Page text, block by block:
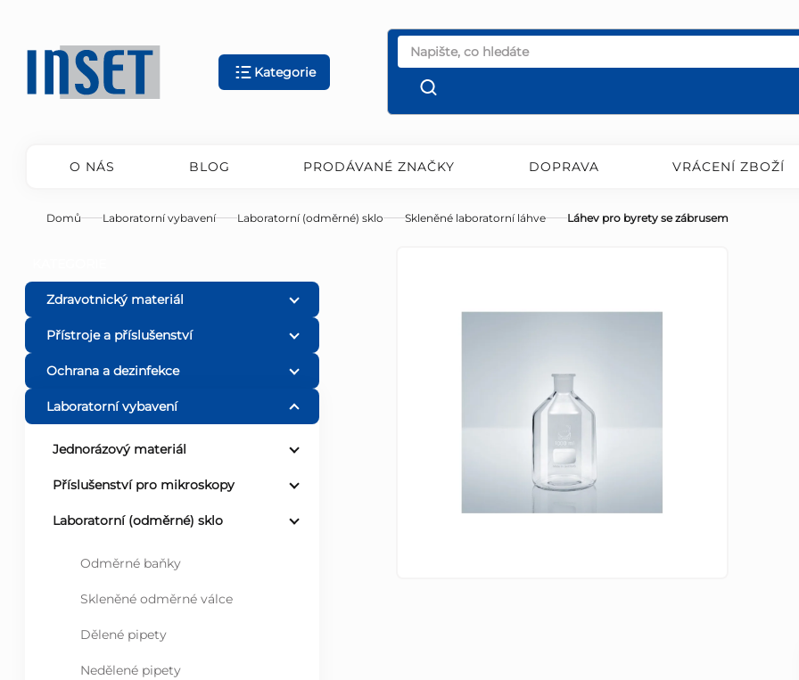
obsah
Kategorie
O NÁS BLOG PRODÁVANÉ ZNAČKY DOPRAVA VRÁCENÍ ZBOŽÍ
Domů Laboratorní vybavení Laboratorní (odměrné) sklo Skleněné laboratorní láhve Láhev pro byrety se zábrusem
o
s
t
Zdravotnický materiál
Přístroje a příslušenství
Ochrana a dezinfekce
Laboratorní vybavení
Jednorázový materiál
Příslušenství pro mikroskopy
Laboratorní (odměrné) sklo
Odměrné baňky
Skleněné odměrné válce
Dělené pipety
Nedělené pipety